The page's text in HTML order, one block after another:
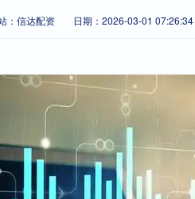
：信达配资 日期：2026-03-01 07:26:34